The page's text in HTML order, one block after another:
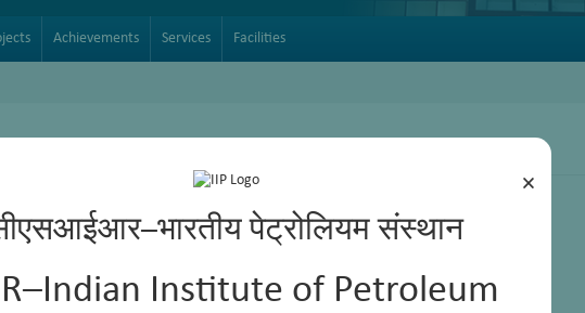
×
पेट्रोलियम संस्थान
Institute of Petroleum
Achievements Services Facilities